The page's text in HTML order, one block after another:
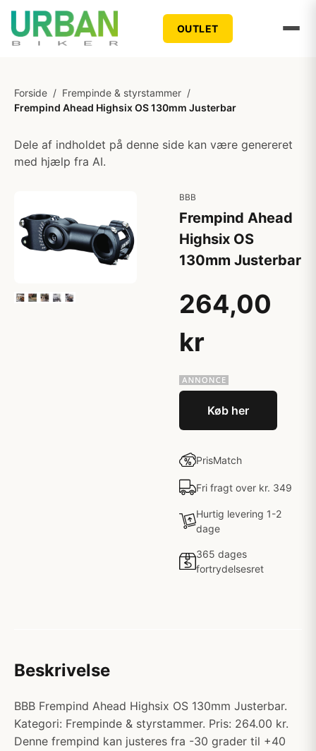
OUTLET
Forside / Frempinde & styrstammer /
Frempind Ahead Highsix OS 130mm Justerbar
Dele af indholdet på denne side kan være genereret
med hjælp fra AI.
BBB
Frempind Ahead
Highsix OS
130mm Justerbar
264,00
kr
Køb her
PrisMatch
Fri fragt over kr. 349
Hurtig levering 1-2
dage
365 dages
fortrydelsesret
Beskrivelse
BBB Frempind Ahead Highsix OS 130mm Justerbar.
Kategori: Frempinde & styrstammer. Pris: 264.00 kr.
Denne frempind kan justeres fra -30 grader til +40